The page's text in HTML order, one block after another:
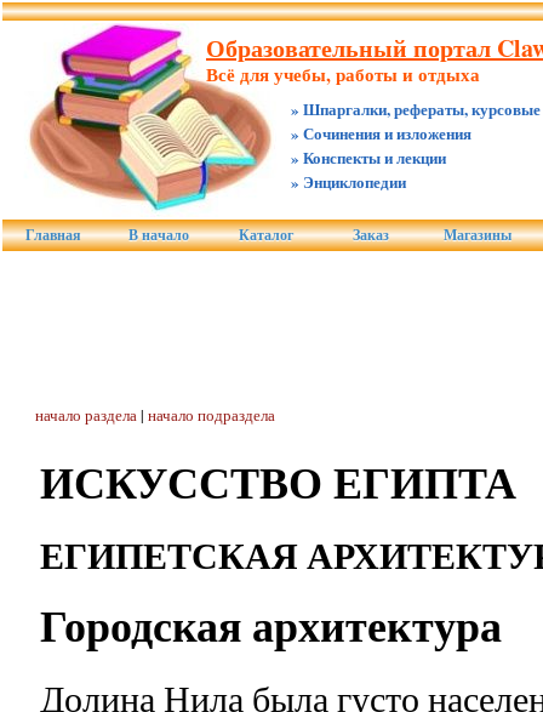
Образовательный портал
Всё для учебы, работы и отдыха
» Шпаргалки, рефераты, курсовые
» Сочинения и изложения
» Конспекты и лекции
» Энциклопедии
Главная В начало Каталог Заказ Магазины
начало раздела| начало подраздела
ИСКУССТВО ЕГИПТА
ЕГИПЕТСКАЯ
Городская архитектура
Долина Нила была густо